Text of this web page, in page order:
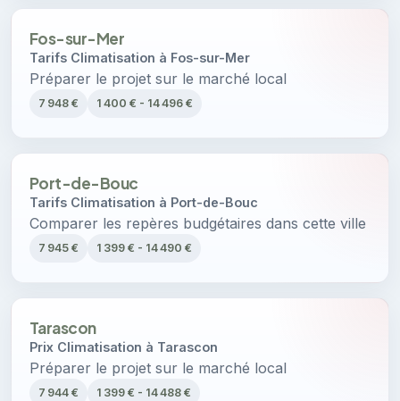
Fos-sur-Mer
Tarifs Climatisation à Fos-sur-Mer
Préparer le projet sur le marché local
7 948 € 1 400 € - 14 496 €
Port-de-Bouc
Tarifs Climatisation à Port-de-Bouc
Comparer les repères budgétaires dans cette ville
7 945 € 1 399 € - 14 490 €
Tarascon
Prix Climatisation à Tarascon
Préparer le projet sur le marché local
7 944 € 1 399 € - 14 488 €